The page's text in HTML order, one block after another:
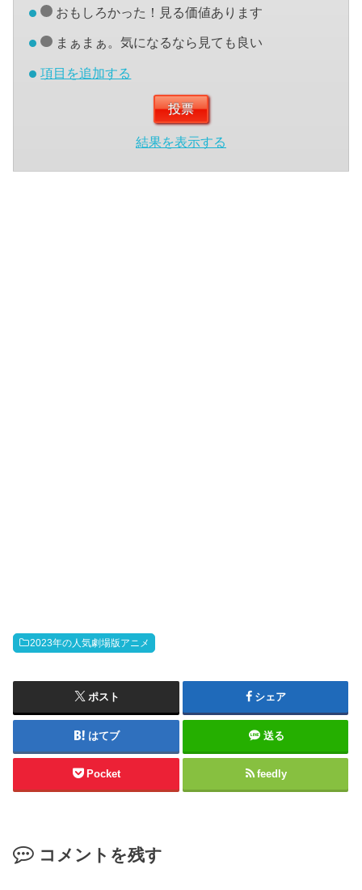
おもしろかった！見る価値あります
まぁまぁ。気になるなら見ても良い
項目を追加する
結果を表示する
2023年の人気劇場版アニメ
ポスト シェア
はてブ 送る
Pocket feedly
コメントを残す